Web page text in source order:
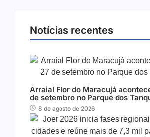
Notícias recentes
Arraial Flor do Maracujá
de setembro no Parque dos
8 de agosto de 2026